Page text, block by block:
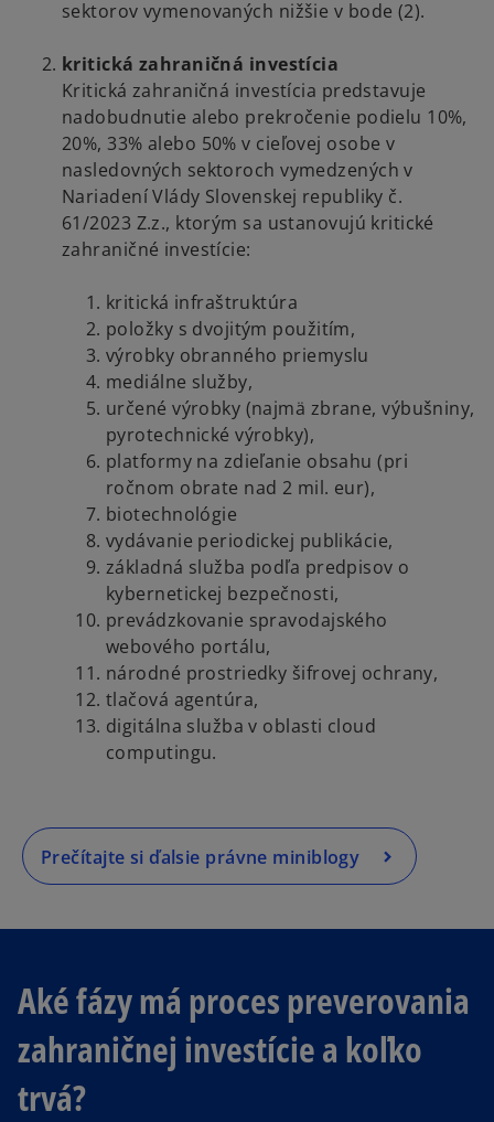
sektorov vymenovaných nižšie v bode (2).
kritická zahraničná investícia
Kritická zahraničná investícia predstavuje
nadobudnutie alebo prekročenie podielu 10%,
20%, 33% alebo 50% v cieľovej osobe v
nasledovných sektoroch vymedzených v
Nariadení Vlády Slovenskej republiky č.
61/2023 Z.z., ktorým sa ustanovujú kritické
zahraničné investície:
kritická infraštruktúra
položky s dvojitým použitím,
výrobky obranného priemyslu
mediálne služby,
určené výrobky (najmä zbrane, výbušniny,
pyrotechnické výrobky),
platformy na zdieľanie obsahu (pri
ročnom obrate nad 2 mil. eur),
biotechnológie
vydávanie periodickej publikácie,
základná služba podľa predpisov o
kybernetickej bezpečnosti,
prevádzkovanie spravodajského
webového portálu,
národné prostriedky šifrovej ochrany,
tlačová agentúra,
digitálna služba v oblasti cloud
computingu.
Prečítajte si ďalsie právne miniblogy
Aké fázy má proces preverovania
zahraničnej investície a koľko
trvá?